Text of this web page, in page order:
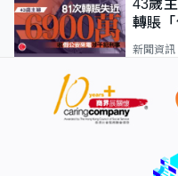
43歲
轉賬
新聞資訊